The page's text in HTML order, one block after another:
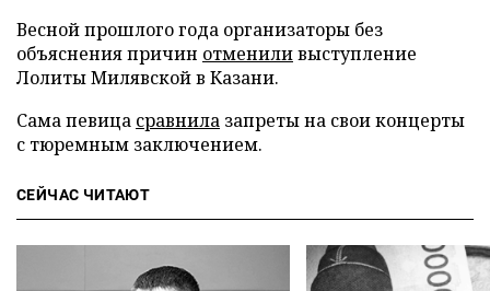
Весной прошлого года организаторы без
объяснения причин отмениливыступление
Лолиты Милявской в Казани.
Сама певица сравнила запреты на свои концерты
с тюремным заключением.
СЕЙЧАС ЧИТАЮТ